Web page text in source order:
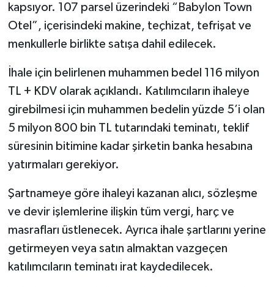
kapsıyor. 107 parsel üzerindeki “Babylon Town
Otel”, içerisindeki makine, teçhizat, tefrişat ve
menkullerle birlikte satışa dahil edilecek.
İhale için belirlenen muhammen bedel 116 milyon
TL + KDV olarak açıklandı. Katılımcıların ihaleye
girebilmesi için muhammen bedelin yüzde 5’i olan
5 milyon 800 bin TL tutarındaki teminatı, teklif
süresinin bitimine kadar şirketin banka hesabına
yatırmaları gerekiyor.
Şartnameye göre ihaleyi kazanan alıcı, sözleşme
ve devir işlemlerine ilişkin tüm vergi, harç ve
masrafları üstlenecek. Ayrıca ihale şartlarını yerine
getirmeyen veya satın almaktan vazgeçen
katılımcıların teminatı irat kaydedilecek.